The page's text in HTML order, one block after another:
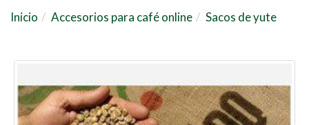
Inicio Accesorios para café online Sacos de yute